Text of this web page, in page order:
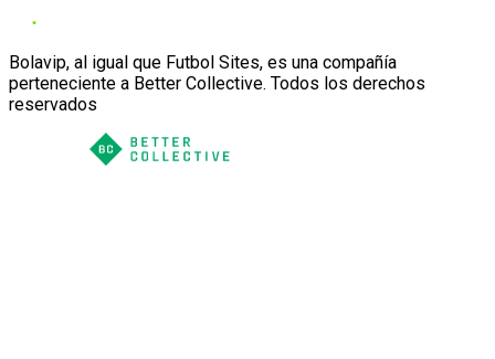
Bolavip, al igual que Futbol Sites, es una compañía
perteneciente a Better Collective. Todos los derechos
reservados